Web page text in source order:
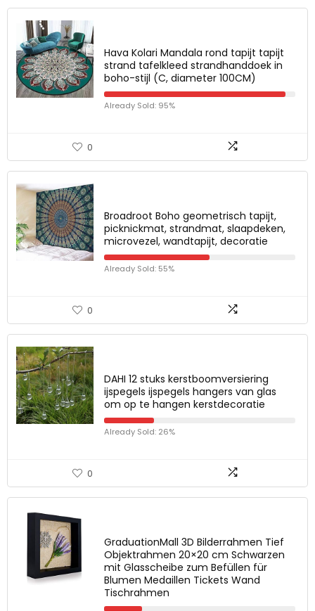
Hava Kolari Mandala rond tapijt tapijt
strand tafelkleed strandhanddoek in
boho-stijl (C, diameter 100CM)
Already Sold: 95%
0
Broadroot Boho geometrisch tapijt,
picknickmat, strandmat, slaapdeken,
microvezel, wandtapijt, decoratie
Already Sold: 55%
0
DAHI 12 stuks kerstboomversiering
ijspegels ijspegels hangers van glas
om op te hangen kerstdecoratie
Already Sold: 26%
0
GraduationMall 3D Bilderrahmen Tief
Objektrahmen 20×20 cm Schwarzen
mit Glasscheibe zum Befüllen für
Blumen Medaillen Tickets Wand
Tischrahmen